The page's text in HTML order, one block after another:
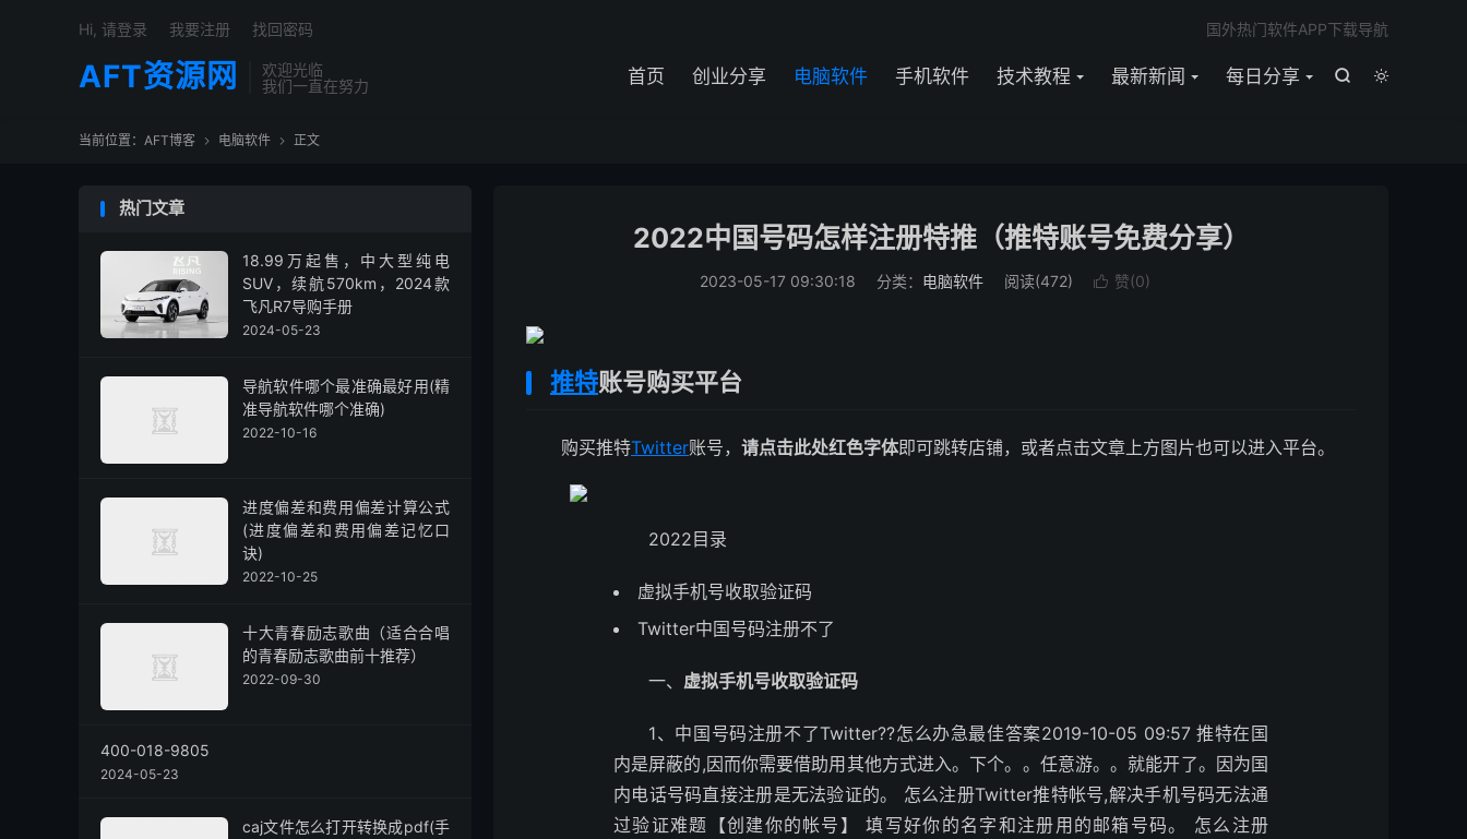
AFT资源网
欢迎光临
我们一直在努力


首页 创业分享 电脑软件 手机软件 技术教程 最新新闻 每日分享
国外热门软件APP下载导航
Hi, 请登录 我要注册 找回密码
当前位置： AFT博客  电脑软件  正文
2022中国号码怎样注册特推（推特账号免费分享）
2023-05-17 09:30:18 分类： 电脑软件 阅读(472)  赞(0)
推特账号购买平台
购买推特Twitter账号， 请点击此处红色字体即可跳转店铺，或者点击文章上方图片也可以进入平台。
2022目录
虚拟手机号收取验证码
Twitter中国号码注册不了
一、 虚拟手机号收取验证码
1、 中国号码注册不了Twitter??怎么办急最佳答案2019-10-05 09:57 推特在国
内是屏蔽的,因而你需要借助用其他方式进入。下个。。任意游。。就能开了。 因为国
内电话号码直接注册是无法验证的。 怎么注册Twitter推特帐号,解决手机号码无法通
过验证难题【创建你的帐号】 填写好你的名字和注册用的邮箱号码。 怎么注册
热门文章
18.99万起售，中大型纯电
SUV，续航570km，2024款
飞凡R7导购手册
2024-05-23
导航软件哪个最准确最好用(精
准导航软件哪个准确)
2022-10-16
进度偏差和费用偏差计算公式
(进度偏差和费用偏差记忆口
诀)
2022-10-25
十大青春励志歌曲（适合合唱
的青春励志歌曲前十推荐）
2022-09-30
400-018-9805
2024-05-23
caj文件怎么打开转换成pdf(手